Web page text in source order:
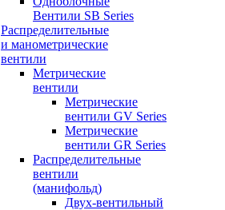
Вентили SB Series
Распределительные
и манометрические
вентили
Метрические
вентили
Метрические
вентили GV Series
Метрические
вентили GR Series
Распределительные
вентили
(манифольд)
Двух-вентильный